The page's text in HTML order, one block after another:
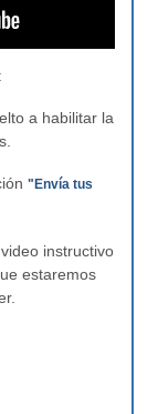
a habilitar la
"Envía tus
instructivo
estaremos